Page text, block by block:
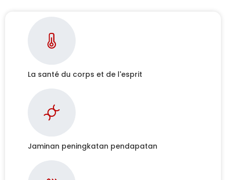
La santé du corps et de l'esprit
Jaminan peningkatan pendapatan